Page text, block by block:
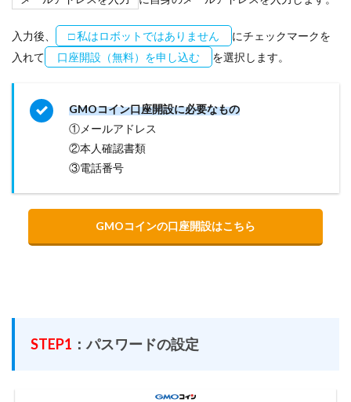
入力後、 □ 私はロボットではありません
にチェックマークを
入れて
口座開設（無料）を申し込む を選択します。
GMOコイン口座開設に必要なもの
①メールアドレス
②本人確認書類
③電話番号
GMOコインの口座開設はこちら
STEP1 ：パスワードの設定